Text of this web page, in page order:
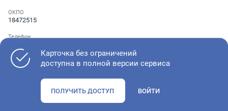
ОКПО
18472515
Телефон
Как оценить состояние компании
Карточка без ограничений
доступна в полной версии сервиса
ПОЛУЧИТЬ ДОСТУП ВОЙТИ